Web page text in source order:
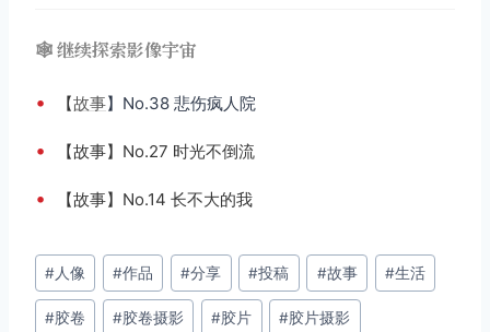
🕸️ 继续探索影像宇宙
• 【故事】No.38 悲伤疯人院
• 【故事】No.27 时光不倒流
• 【故事】No.14 长不大的我
文
章
标
#人像 #作品 #分享 #投稿 #故事 #生活
#胶卷 #胶卷摄影 #胶片 #胶片摄影